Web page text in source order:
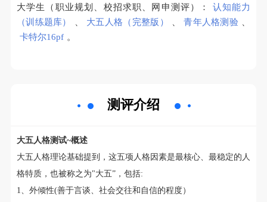
大学生（职业规划、校招求职、网申测评）：
认知能力
（训练题库）
、 大五人格（完整版） 、 青年人格测验 、
卡特尔16pf 。
测评介绍
大五人格测试~概述
大五人格理论基础提到，这五项人格因素是最核心、最稳定的人
格特质，也被称之为"大五”，包括:
1、外倾性(善于言谈、社会交往和自信的程度）